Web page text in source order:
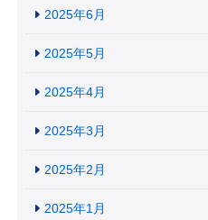
2025年6月
2025年5月
2025年4月
2025年3月
2025年2月
2025年1月